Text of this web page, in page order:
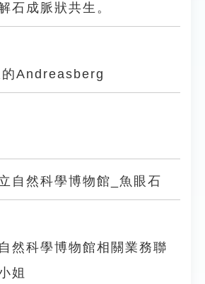
石成脈狀共生。
Andreasberg
自然科學博物館_魚眼石
然科學博物館相關業務聯
姐